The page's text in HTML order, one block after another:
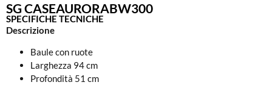
SG CASEAURORABW300
SPECIFICHE TECNICHE
Descrizione
Baule con ruote
Larghezza 94 cm
Profondità 51 cm